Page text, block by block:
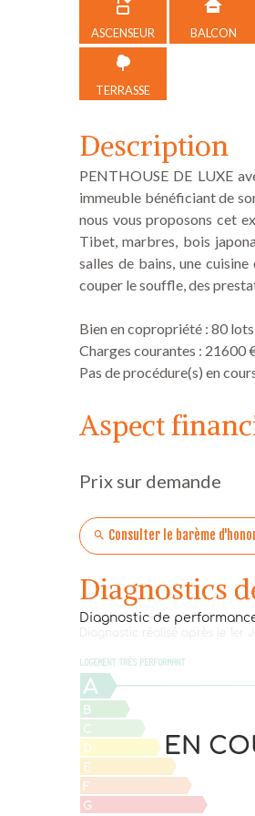
ASCENSEUR BALCON
TERRASSE
Description
PENTHOUSE DE LUXE
immeuble bénéficiant de
nous vous proposons cet
Tibet, marbres, bois
salles de bains, une
couper le souffle, des
Bien en copropriété : 80 lots
Charges courantes : 21600
Pas de procédure(s) en
Aspect
Prix sur demande
Consulter le barème
Diagnostics